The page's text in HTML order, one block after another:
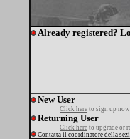
Already registered?
New User
Click here to sign up
Returning User
Click here to upgrade or
Contatta il coordinatore della